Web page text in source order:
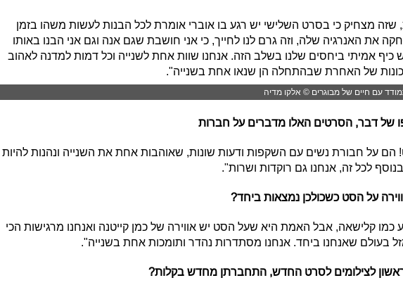
מצחיק כי בסרט השלישי יש רגע בו אוברי אומרת לכל הבנות לעשות משהו בזמן
את האנרגיה שלה, וזה גרם לנו לחייך, כי אני חושבת שגם אנה וגם אני הבנו באותו
כיף אמיתי ביחסים שלנו בשלב הזה. אנחנו שוות אחת לשנייה וכל דמות למדנה לאהוב
של האחרת שבהתחלה הן שנאו אחת בשנייה".
עם חיים של מבוגרים © אלקו מדיה
של דבר, הסרטים האלו מדברים על חברות
הם על חבורת נשים עם השקפות ודעות שונות, שאוהבות אחת את השנייה ונהנות להיות
לכל זה, אנחנו גם רוקדות ושרות".
על הסט כשכולכן נמצאות ביחד?
כמו קלישאה, אבל האמת היא שעל הסט יש אווירה של כמן קייטנה ואנחנו מרגישות הכי
בעולם שאנחנו ביחד. אנחנו מסתדרות נהדר ותומכות אחת בשנייה".
לצילומים לסרט החדש, התחברתן מחדש בקלות?